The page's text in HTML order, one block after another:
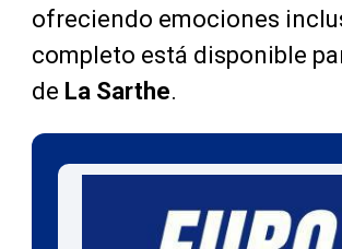
ofreciendo emociones
completo está disponible
de La Sarthe.